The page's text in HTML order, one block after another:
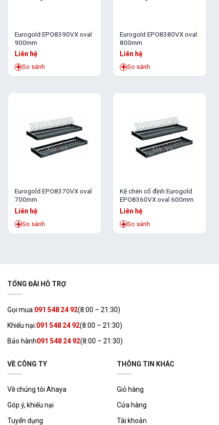
Eurogold EPO8390VX oval
900mm
Liên hệ
So sánh
Eurogold EPO8380VX oval
800mm
Liên hệ
So sánh
Eurogold EPO8370VX oval
700mm
Liên hệ
So sánh
Kệ chén cố định Eurogold
EPO8360VX oval 600mm
Liên hệ
So sánh
TỔNG ĐÀI HỖ TRỢ
Gọi mua:091 548 24 92(8:00 – 21:30)
Khiếu nại:091 548 24 92(8:00 – 21:30)
Bảo hành091 548 24 92(8:00 – 21:30)
VỀ CÔNG TY
Về chúng tôi Ahaya
Góp ý, khiếu nại
Tuyển dụng
THÔNG TIN KHÁC
Giỏ hàng
Cửa hàng
Tài khoản